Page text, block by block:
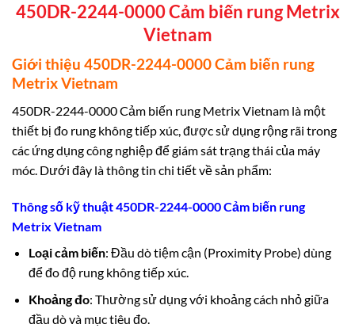
450DR-2244-0000 Cảm biến rung Metrix
Vietnam
Giới thiệu 450DR-2244-0000 Cảm biến rung
Metrix Vietnam
450DR-2244-0000 Cảm biến rung Metrix Vietnam là một
thiết bị đo rung không tiếp xúc, được sử dụng rộng rãi trong
các ứng dụng công nghiệp để giám sát trạng thái của máy
móc. Dưới đây là thông tin chi tiết về sản phẩm:
Thông số kỹ thuật 450DR-2244-0000 Cảm biến rung
Metrix Vietnam
Loại cảm biến: Đầu dò tiệm cận (Proximity Probe) dùng
để đo độ rung không tiếp xúc.
Khoảng đo: Thường sử dụng với khoảng cách nhỏ giữa
đầu dò và mục tiêu đo.